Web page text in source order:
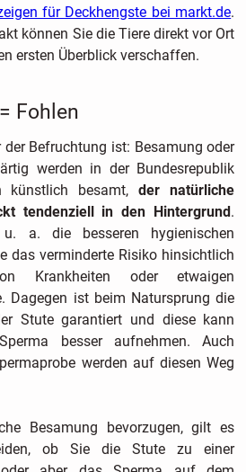
für Deckhengste bei markt.de.
können Sie die Tiere direkt vor Ort
ersten Überblick verschaffen.
Fohlen
der Befruchtung ist: Besamung oder
werden in der Bundesrepublik
künstlich besamt,der natürliche
tendenziell in den Hintergrund.
a. die besseren hygienischen
das verminderte Risiko hinsichtlich
Krankheiten oder etwaigen
Dagegen ist beim Natursprung die
Stute garantiert und diese kann
besser aufnehmen. Auch
werden auf diesen Weg
Besamung bevorzugen, gilt es
ob Sie die Stute zu einer